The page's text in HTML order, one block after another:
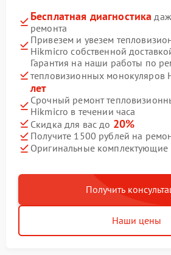
Бесплатная диагностика
ремонта
Привезем и увезем
Hikmicro собственной
Гарантия на наши работы по
тепловизионных монокуляров
лет
Срочный ремонт
Hikmicro в течении часа
Скидка для вас до 20%
Получите 1500 рублей на
Оригинальные комплектующие
Получить
Наши цены